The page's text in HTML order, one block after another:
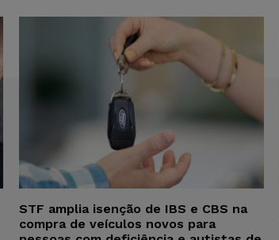
STF amplia isenção de IBS e CBS na
compra de veículos novos para